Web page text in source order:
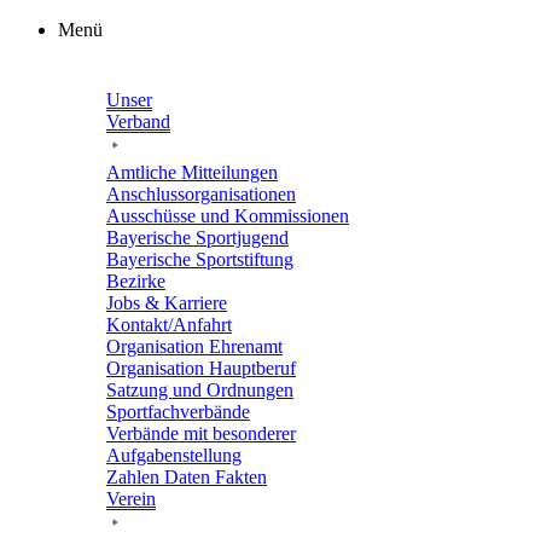
Zum
Menü
Unser
Verband
Amtli­che Mitteilungen
Anschluss­or­ga­ni­sa­tio­nen
Ausschüsse und Kommissionen
Baye­ri­sche Sportjugend
Baye­ri­sche Sportstiftung
Bezirke
Jobs & Karriere
Kontakt/​​Anfahrt
Orga­ni­sa­tion Ehrenamt
Orga­ni­sa­tion Hauptberuf
Satzung und Ordnungen
Sport­fach­ver­bände
Verbände mit beson­de­rer
Aufgabenstellung
Zahlen Daten Fakten
Verein